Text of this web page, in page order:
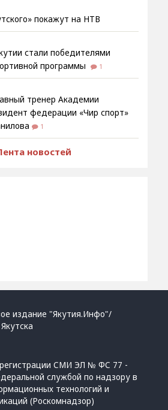
покажут на НТВ
стали победителями
программы
1
тренер Академии
федерации «Чир спорт»
1
новостей
издание "Якутия.Инфо"/
СМИ ЭЛ № ФС 77 -
службой по надзору в
технологий и
(Роскомнадзор)